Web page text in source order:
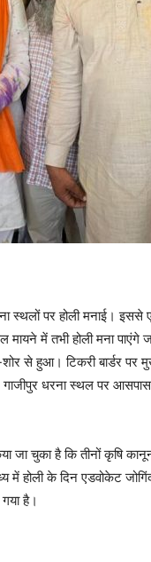
स्थलों पर होली मनाई। इससे
में तभी होली मना पाएंगे
से हुआ। टिकरी बार्डर पर
गाजीपुर धरना स्थल पर
जा चुका है कि तीनों कृषि
होली के दिन एडवोकेट
है।